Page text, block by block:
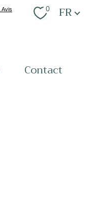
0 Langue
FR
contact